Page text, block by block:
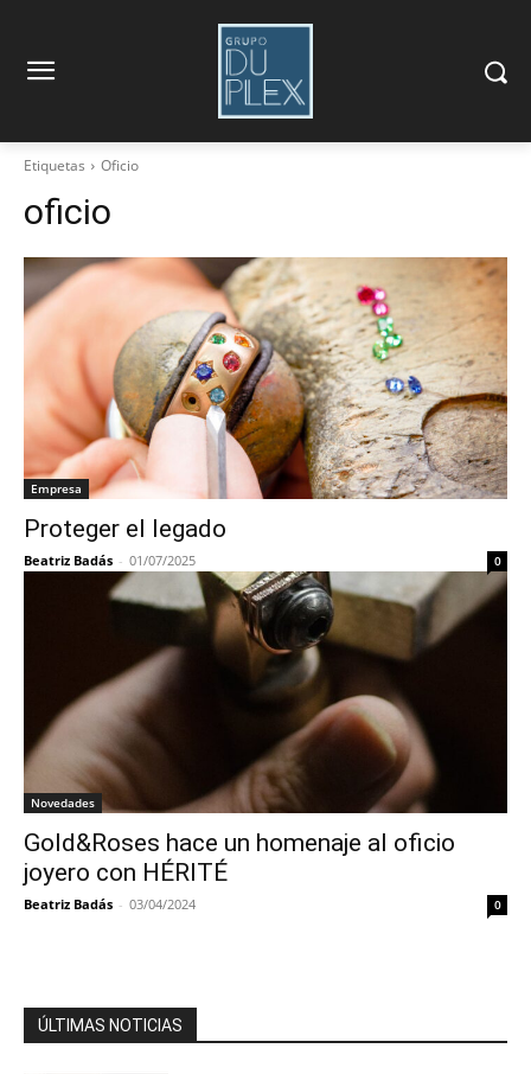
Etiquetas Oficio
oficio
Empresa
Proteger el legado
Beatriz Badás - 01/07/2025 0
Novedades
Gold&Roses hace un homenaje al oficio
joyero con HÉRITÉ
Beatriz Badás - 03/04/2024 0
ÚLTIMAS NOTICIAS